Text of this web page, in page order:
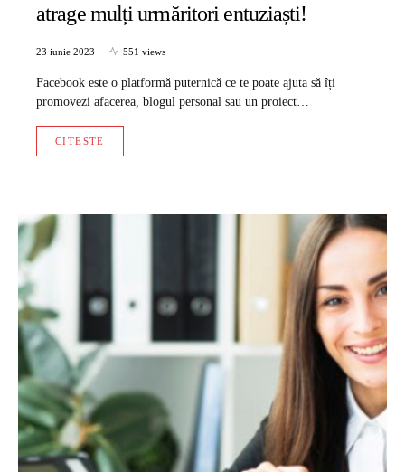
atrage mulți urmăritori entuziaști!
23 iunie 2023 551 views
Facebook este o platformă puternică ce te poate ajuta să îți
promovezi afacerea, blogul personal sau un proiect…
CITESTE